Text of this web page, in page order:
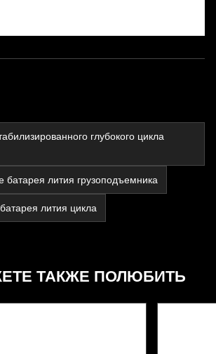
глубокого цикла
лития грузоподъемника
лития цикла
ТАКЖЕ ПОЛЮБИТЬ